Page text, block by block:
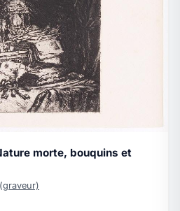
morte, bouquins et